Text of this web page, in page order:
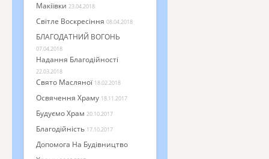
Макіївки 23.04.2018
Світле Воскресіння 08.04.2018
БЛАГОДАТНИЙ ВОГОНЬ
07.04.2018
Надання Благодійності
22.03.2018
Свято Масляної 18.02.2018
Освячення Храму 18.11.2017
Будуємо Храм 20.10.2017
Благодійність 17.10.2017
Допомога На Будівництво